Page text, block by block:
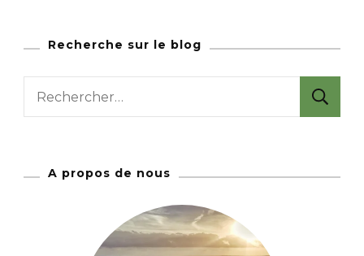
Recherche sur le blog
e
A propos de nous